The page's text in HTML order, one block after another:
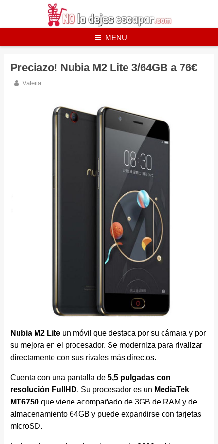
MENU
Preciazo! Nubia M2 Lite 3/64GB a 76€
Valeria
Nubia M2 Liteun móvil que destaca por su cámara y por
su mejora en el procesador. Se moderniza para rivalizar
directamente con sus rivales más directos.
Cuenta con una pantalla de 5,5 pulgadas con
resolución FullHD. Su procesador es un MediaTek
MT6750 que viene acompañado de 3GB de RAM y de
almacenamiento 64GB y puede expandirse con tarjetas
microSD.